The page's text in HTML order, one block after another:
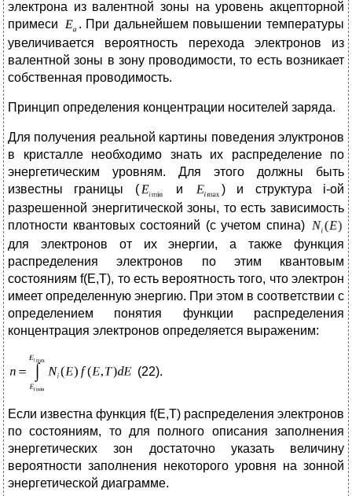
электрона из валентной зоны на уровень акцепторной
примеси
. При дальнейшем повышении температуры
увеличивается вероятность перехода электронов из
валентной зоны в зону проводимости, то есть возникает
собственная проводимость.
Принцип определения концентрации носителей заряда.
Для получения реальной картины поведения элуктронов
в кристалле необходимо знать их распределение по
энергетическим уровням. Для этого должны быть
известны границы (
и
) и структура i-ой
разрешенной энергитической зоны, то есть зависимость
плотности квантовых состояний (с учетом спина)
для электронов от их энергии, а также функция
распределения электронов по этим квантовым
состояниям f(E,T), то есть вероятность того, что электрон
имеет определенную энергию. При этом в соответствии с
определением понятия функции распределения
концентрация электронов определяется выраженим:
(22).
Если известна функция f(E,T) распределения электронов
по состояниям, то для полного описания заполнения
энергетических зон достаточно указать величину
вероятности заполнения некоторого уровня на зонной
энергетической диаграмме.